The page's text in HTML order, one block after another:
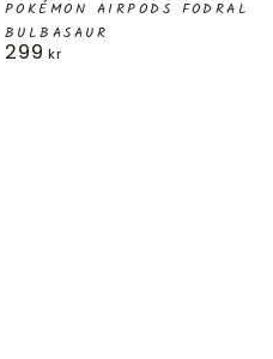
POKÉMON AIRPODS FODRAL
BULBASAUR
Ordinarie
299 kr